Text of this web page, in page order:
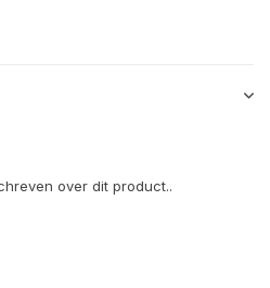
over dit product..